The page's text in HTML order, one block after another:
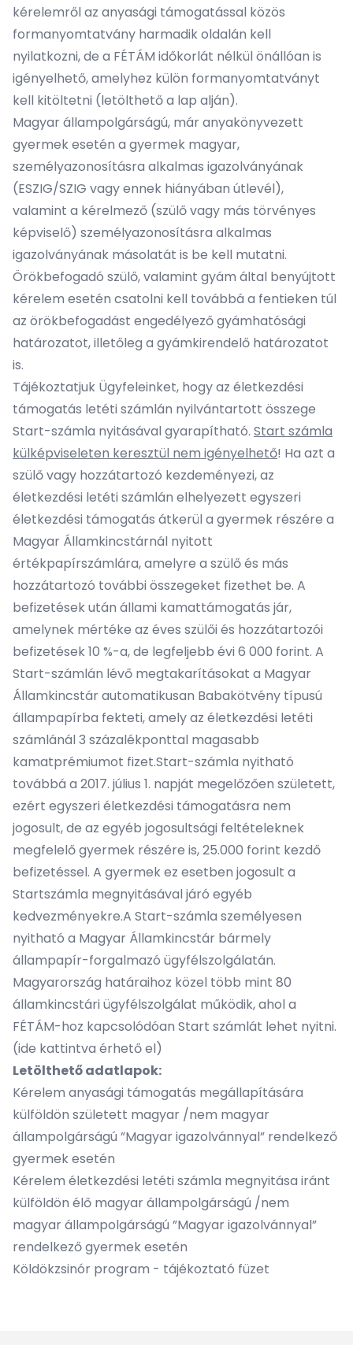
kérelemről az anyasági támogatással közös
formanyomtatvány harmadik oldalán kell
nyilatkozni, de a FÉTÁM időkorlát nélkül önállóan is
igényelhető, amelyhez külön formanyomtatványt
kell kitöltetni (letölthető a lap alján).
Magyar állampolgárságú, már anyakönyvezett
gyermek esetén a gyermek magyar,
személyazonosításra alkalmas igazolványának
(ESZIG/SZIG vagy ennek hiányában útlevél),
valamint a kérelmező (szülő vagy más törvényes
képviselő) személyazonosításra alkalmas
igazolványának másolatát is be kell mutatni.
Örökbefogadó szülő, valamint gyám által benyújtott
kérelem esetén csatolni kell továbbá a fentieken túl
az örökbefogadást engedélyező gyámhatósági
határozatot, illetőleg a gyámkirendelő határozatot
is.
Tájékoztatjuk Ügyfeleinket, hogy az életkezdési
támogatás letéti számlán nyilvántartott összege
Start-számla nyitásával gyarapítható. Start számla
külképviseleten keresztül nem igényelhető! Ha azt a
szülő vagy hozzátartozó kezdeményezi, az
életkezdési letéti számlán elhelyezett egyszeri
életkezdési támogatás átkerül a gyermek részére a
Magyar Államkincstárnál nyitott
értékpapírszámlára, amelyre a szülő és más
hozzátartozó további összegeket fizethet be. A
befizetések után állami kamattámogatás jár,
amelynek mértéke az éves szülői és hozzátartozói
befizetések 10 %-a, de legfeljebb évi 6 000 forint. A
Start-számlán lévő megtakarításokat a Magyar
Államkincstár automatikusan Babakötvény típusú
állampapírba fekteti, amely az életkezdési letéti
számlánál 3 százalékponttal magasabb
kamatprémiumot fizet.Start-számla nyitható
továbbá a 2017. július 1. napját megelőzően született,
ezért egyszeri életkezdési támogatásra nem
jogosult, de az egyéb jogosultsági feltételeknek
megfelelő gyermek részére is, 25.000 forint kezdő
befizetéssel. A gyermek ez esetben jogosult a
Startszámla megnyitásával járó egyéb
kedvezményekre.A Start-számla személyesen
nyitható a Magyar Államkincstár bármely
állampapír-forgalmazó ügyfélszolgálatán.
Magyarország határaihoz közel több mint 80
államkincstári ügyfélszolgálat működik, ahol a
FÉTÁM-hoz kapcsolódóan Start számlát lehet nyitni.
(ide kattintva érhető el)
Letölthető adatlapok:
Kérelem anyasági támogatás megállapítására
külföldön született magyar /nem magyar
állampolgárságú ”Magyar igazolvánnyal” rendelkező
gyermek esetén
Kérelem életkezdési letéti számla megnyitása iránt
külföldön élő magyar állampolgárságú /nem
magyar állampolgárságú ”Magyar igazolvánnyal”
rendelkező gyermek esetén
Köldökzsinór program - tájékoztató füzet